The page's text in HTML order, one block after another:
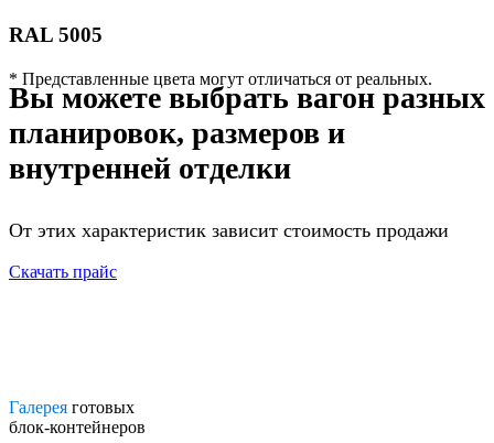
RAL 5005
* Представленные цвета могут отличаться от реальных.
Вы можете выбрать вагон разных
планировок, размеров и
внутренней отделки
От этих характеристик зависит стоимость продажи
Скачать прайс
Галерея готовых
блок-контейнеров